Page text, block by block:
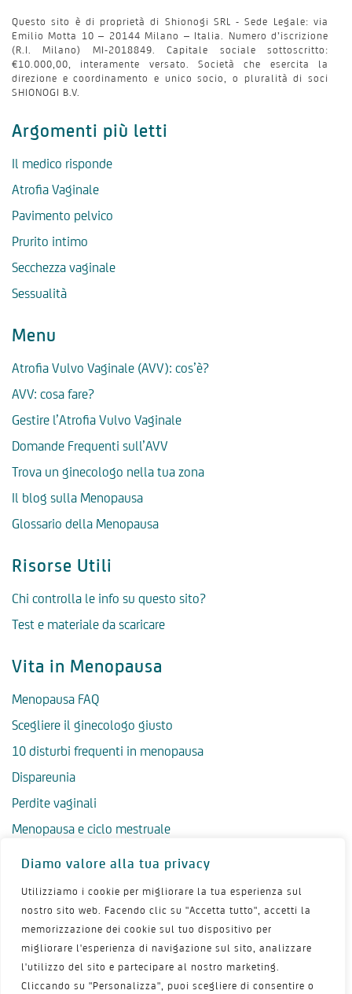
Diamo valore alla tua privacy
Utilizziamo i cookie per migliorare la tua esperienza sul
nostro sito web. Facendo clic su "Accetta tutto", accetti la
memorizzazione dei cookie sul tuo dispositivo per
migliorare l'esperienza di navigazione sul sito, analizzare
l'utilizzo del sito e partecipare al nostro marketing.
Cliccando su "Personalizza", puoi scegliere di consentire o
Questo sito è di proprietà di Shionogi SRL - Sede Legale: via
Emilio Motta 10 – 20144 Milano – Italia. Numero d’iscrizione
(R.I. Milano) MI-2018849. Capitale sociale sottoscritto:
€10.000,00, interamente versato. Società che esercita la
direzione e coordinamento e unico socio, o pluralità di soci
SHIONOGI B.V.
Argomenti più letti
Il medico risponde
Atrofia Vaginale
Pavimento pelvico
Prurito intimo
Secchezza vaginale
Sessualità
Menu
Atrofia Vulvo Vaginale (AVV): cos’è?
AVV: cosa fare?
Gestire l’Atrofia Vulvo Vaginale
Domande Frequenti sull’AVV
Trova un ginecologo nella tua zona
Il blog sulla Menopausa
Glossario della Menopausa
Risorse Utili
Chi controlla le info su questo sito?
Test e materiale da scaricare
Vita in Menopausa
Menopausa FAQ
Scegliere il ginecologo giusto
10 disturbi frequenti in menopausa
Dispareunia
Perdite vaginali
Menopausa e ciclo mestruale
Menopausa precoce
Salute psicologica in menopausa
Igiene intima in menopausa
Menopausa e sport